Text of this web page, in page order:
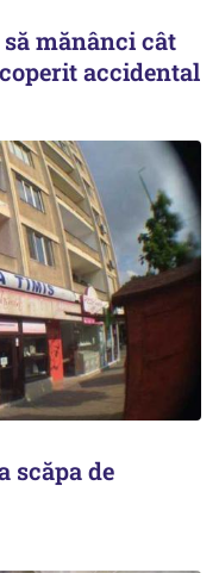
mănânci cât
accidental
scăpa de